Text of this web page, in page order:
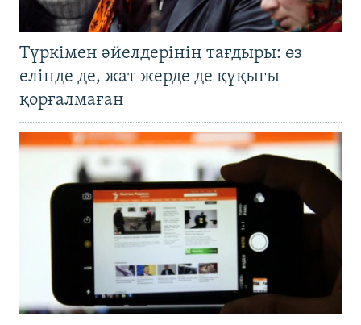
Түркімен әйелдерінің тағдыры: өз
елінде де, жат жерде де құқығы
қорғалмаған